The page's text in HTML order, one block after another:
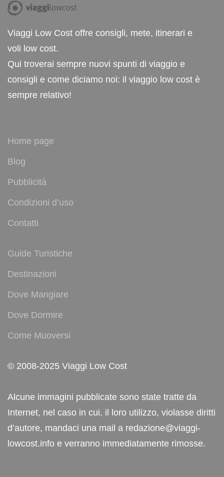
Viaggi Low Cost offre consigli, mete, itinerari e
voli low cost.
Qui troverai sempre nuovi spunti di viaggio e
consigli e come diciamo noi: il viaggio low cost è
sempre relativo!
Home page
Blog
Pubblicità
Condizioni d’uso
Contatti
Guide Turistiche
Destinazioni
Dove Mangiare
Dove Dormire
Come Muoversi
© 2008-2025 Viaggi Low Cost
Alcune immagini pubblicate sono state tratte da
Internet, nel caso in cui, il loro utilizzo, violasse diritti
d’autore, mandaci una mail a redazione@viaggi-
lowcost.info e verranno immediatamente rimosse.